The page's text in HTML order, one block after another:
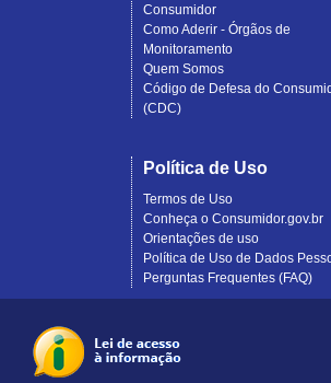
Consumidor
Como Aderir - Órgãos de
Monitoramento
Quem Somos
Código de Defesa do
(CDC)
Política de Uso
Termos de Uso
Conheça o Consumidor.gov.br
Orientações de uso
Política de Uso de Dados
Perguntas Frequentes (FAQ)